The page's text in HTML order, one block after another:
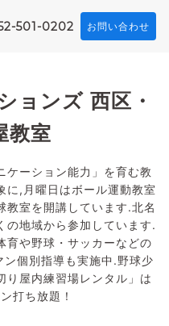
501-0202 お問い合わせ
ョンズ 西区・
教室
ケーション能力」を育む教
,月曜日はボール運動教室
教室を開講しています.北名
の地域から参加しています.
育や野球・サッカーなどの
個別指導も実施中.野球少
り屋内練習場レンタル」は
打ち放題！